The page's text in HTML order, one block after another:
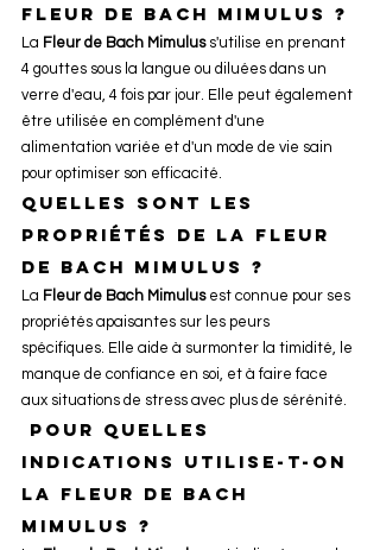
Fleur de Bach Mimulus ?
La Fleur de Bach Mimulus s'utilise en prenant
4 gouttes sous la langue ou diluées dans un
verre d'eau, 4 fois par jour. Elle peut également
être utilisée en complément d'une
alimentation variée et d'un mode de vie sain
pour optimiser son efficacité.
Quelles sont les
propriétés de la Fleur
de Bach Mimulus ?
La Fleur de Bach Mimulus est connue pour ses
propriétés apaisantes sur les peurs
spécifiques. Elle aide à surmonter la timidité, le
manque de confiance en soi, et à faire face
aux situations de stress avec plus de sérénité.
Pour quelles
indications utilise-t-on
la Fleur de Bach
Mimulus ?